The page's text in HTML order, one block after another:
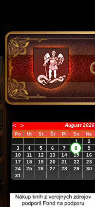
< >
August 2026
Po
Ut St Št Pi So
Ne
1
2
3
4 5 6 7 8
9
10
11 12 13 14 15
16
17
18 19 20 21 22
23
24
25 26 27 28 29
30
31